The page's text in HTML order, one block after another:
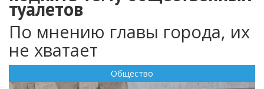
туалетов
По мнению главы города, их
не хватает
Общество